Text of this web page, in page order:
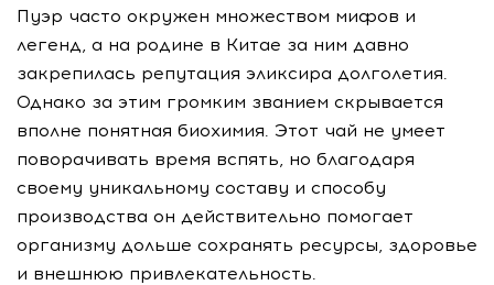
Пуэр часто окружен множеством мифов и
легенд, а на родине в Китае за ним давно
закрепилась репутация эликсира долголетия.
Однако за этим громким званием скрывается
вполне понятная биохимия. Этот чай не умеет
поворачивать время вспять, но благодаря
своему уникальному составу и способу
производства он действительно помогает
организму дольше сохранять ресурсы, здоровье
и внешнюю привлекательность.